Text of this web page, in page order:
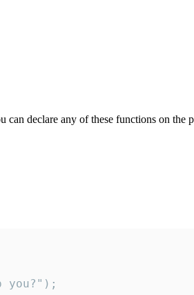
declare any of these functions on
you?");